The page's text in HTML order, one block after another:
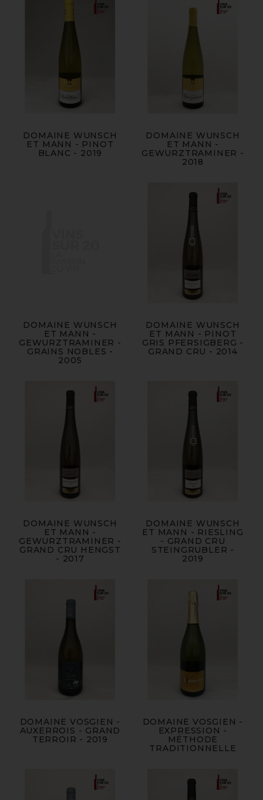
DOMAINE WUNSCH
ET MANN - PINOT
BLANC - 2019
DOMAINE WUNSCH
ET MANN -
GEWURZTRAMINER -
2018
DOMAINE WUNSCH
ET MANN -
GEWURZTRAMINER -
GRAINS NOBLES -
2005
DOMAINE WUNSCH
ET MANN - PINOT
GRIS PFERSIGBERG -
GRAND CRU - 2014
DOMAINE WUNSCH
ET MANN -
GEWURZTRAMINER -
GRAND CRU HENGST
- 2017
DOMAINE WUNSCH
ET MANN - RIESLING
- GRAND CRU
STEINGRUBLER -
2019
DOMAINE VOSGIEN -
AUXERROIS - GRAND
TERROIR - 2019
DOMAINE VOSGIEN -
EXPRESSION -
MÉTHODE
TRADITIONNELLE